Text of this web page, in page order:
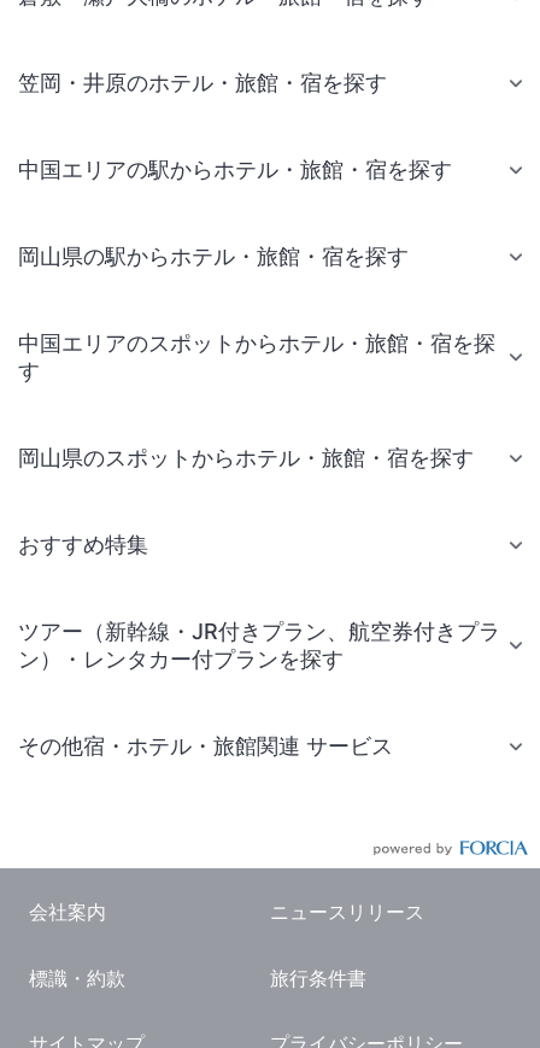
笠岡・井原のホテル・旅館・宿を探す
中国エリアの駅からホテル・旅館・宿を探す
岡山県の駅からホテル・旅館・宿を探す
中国エリアのスポットからホテル・旅館・宿を探
す
岡山県のスポットからホテル・旅館・宿を探す
おすすめ特集
ツアー（新幹線・JR付きプラン、航空券付きプラ
ン）・レンタカー付プランを探す
その他宿・ホテル・旅館関連 サービス
国内観光ガイド
旅行・観光情報
会社案内 ニュースリリース
標識・約款 旅行条件書